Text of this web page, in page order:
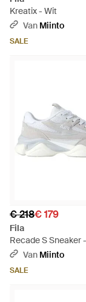
Kreatix - Wit
Van Miinto
SALE
€ 218€ 179
Fila
Recade S Sneaker
Van Miinto
SALE